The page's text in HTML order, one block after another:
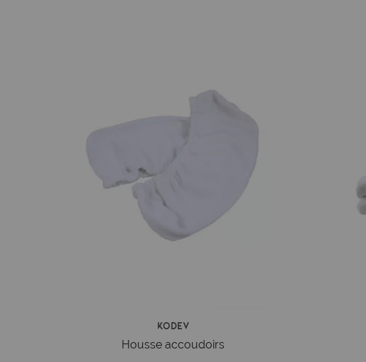
Kodev
Housse accoudoirs